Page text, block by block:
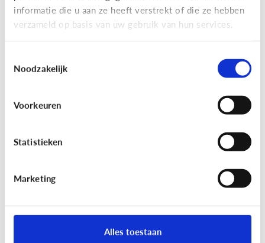
informatie die u aan ze heeft verstrekt of die ze hebben
verzameld op basis van uw gebruik van hun services.
Noodzakelijk
Voorkeuren
Statistieken
Marketing
Alles toestaan
Facebook of Snapchat?
Privacy
op afbeelding’ is
gebruiken. Daarvoor heb je toestemming nodig.